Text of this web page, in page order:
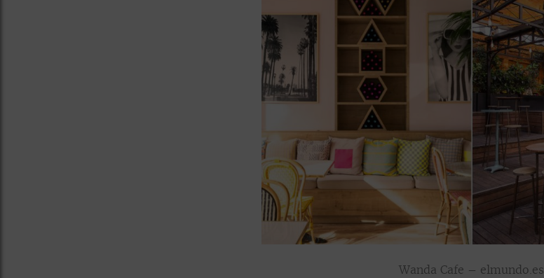
Wanda Cafe – elmundo.es